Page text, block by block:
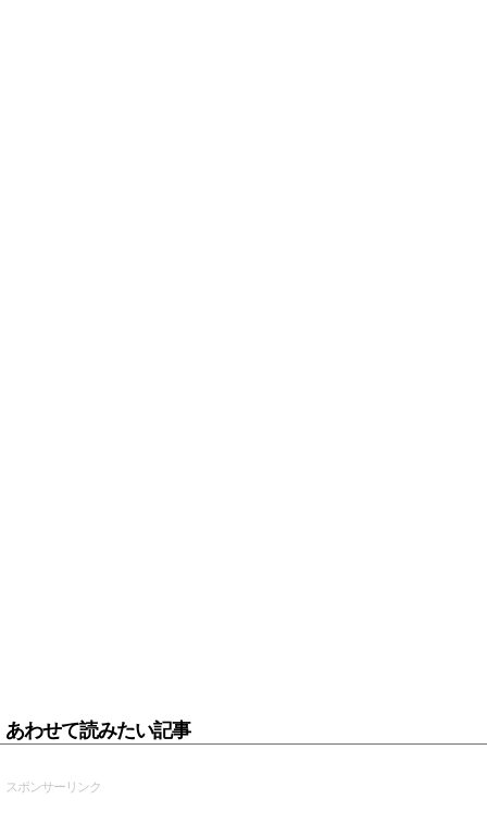
あわせて読みたい記事
スポンサーリンク